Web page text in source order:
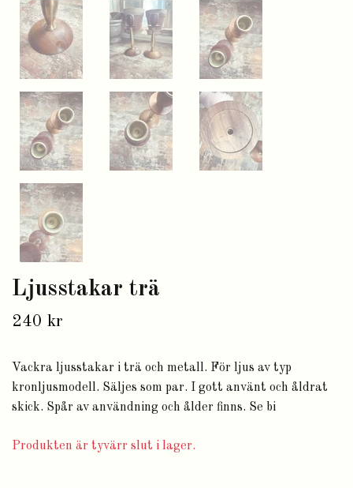
Ljusstakar trä
240 kr
Vackra ljusstakar i trä och metall. För ljus av typ
kronljusmodell. Säljes som par. I gott använt och åldrat
skick. Spår av användning och ålder finns. Se bi
Produkten är tyvärr slut i lager.